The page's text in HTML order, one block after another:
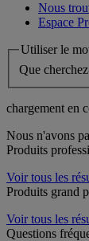
Nous
Espace
Utiliser le
Que
chargement en
Nous n'avons
Produits
Voir tous les
Produits grand
Voir tous les
Questions